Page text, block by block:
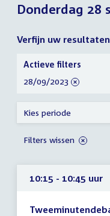
Donderdag 28
Verfijn uw resultaten
10:15 - 10:45 uur
Verfijn
uw
resultaten
Actieve filters
verwijder
28/09/2023
Kies periode
Filters wissen